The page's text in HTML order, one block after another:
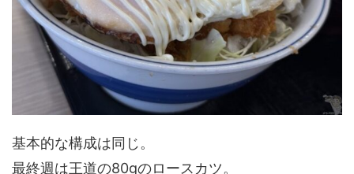
基本的な構成は同じ。
最終週は王道の80gのロースカツ。